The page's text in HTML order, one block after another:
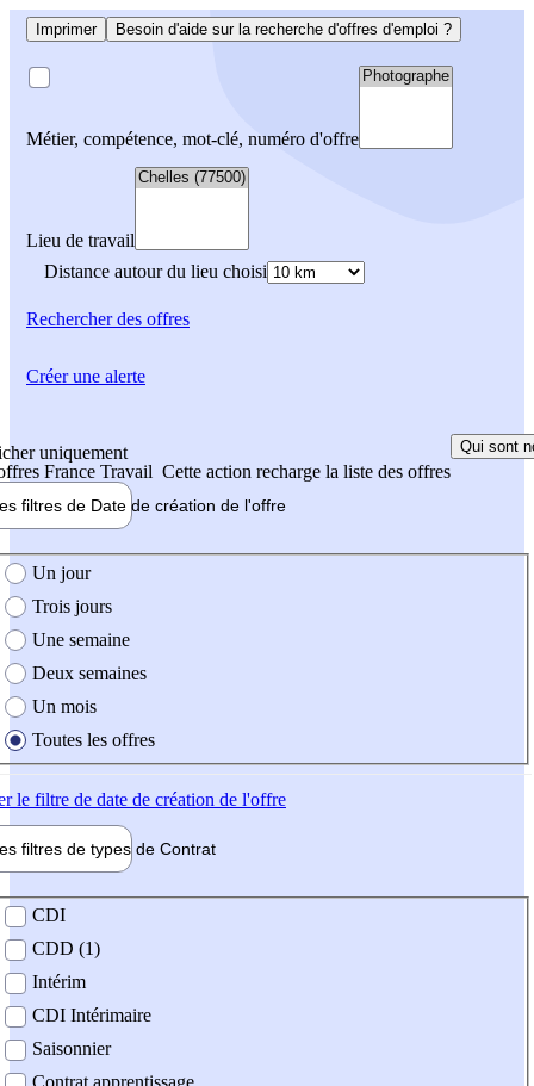
Imprimer Besoin d'aide sur la recherche d'offres d'emploi ?
Métier, compétence, mot-clé, numéro d'offre
Lieu de travail
Distance autour du lieu choisi
Rechercherdes offres
uniquement
France Travail Cette action recharge la liste des offres
Qui sont
filtres de Date de création de l'offre
création de l'offre
Un jour
Trois jours
Une semaine
Deux semaines
Un mois
Toutes les offres
le filtre de date de création de l'offre
filtres de types de Contrat
contrat
CDI
CDD (1)
Intérim
CDI Intérimaire
Saisonnier
Créer une alerte